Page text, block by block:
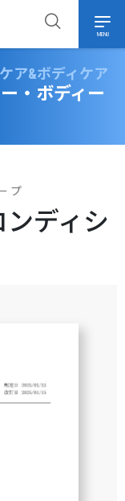
MENU
ア&ボディケア
・ボディー
プ
ンディシ